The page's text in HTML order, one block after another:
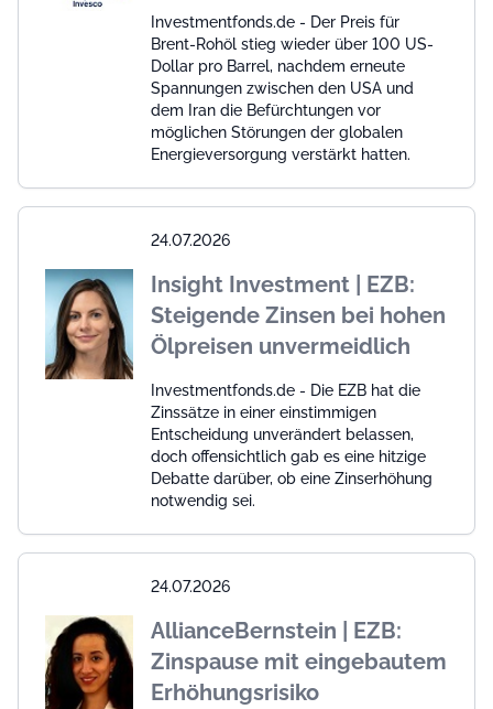
Investmentfonds.de - Der Preis für
Brent-Rohöl stieg wieder über 100 US-
Dollar pro Barrel, nachdem erneute
Spannungen zwischen den USA und
dem Iran die Befürchtungen vor
möglichen Störungen der globalen
Energieversorgung verstärkt hatten.
24.07.2026
Insight Investment | EZB:
Steigende Zinsen bei hohen
Ölpreisen unvermeidlich
Investmentfonds.de - Die EZB hat die
Zinssätze in einer einstimmigen
Entscheidung unverändert belassen,
doch offensichtlich gab es eine hitzige
Debatte darüber, ob eine Zinserhöhung
notwendig sei.
24.07.2026
AllianceBernstein | EZB:
Zinspause mit eingebautem
Erhöhungsrisiko